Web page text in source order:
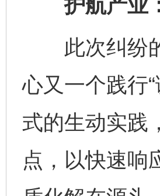
护航产业：
此次纠纷的
心又一个践行
式的生动实践
点，以快速响